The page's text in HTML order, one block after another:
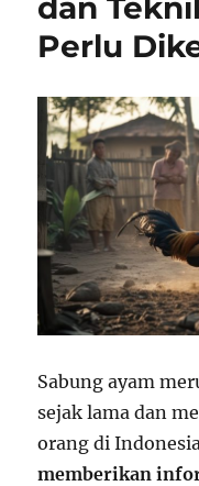
dan
Perlu
Sabung ayam
sejak lama dan
orang di
memberikan